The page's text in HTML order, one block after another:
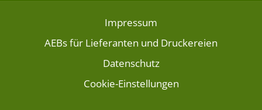
Impressum
AEBs für Lieferanten und Druckereien
Datenschutz
Cookie-Einstellungen